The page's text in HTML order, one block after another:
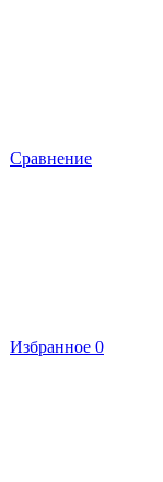
Сравнение
Избранное 0